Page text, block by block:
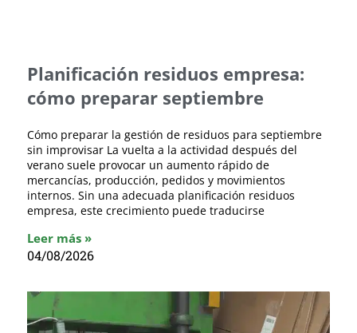
Planificación residuos empresa:
cómo preparar septiembre
Cómo preparar la gestión de residuos para septiembre
sin improvisar La vuelta a la actividad después del
verano suele provocar un aumento rápido de
mercancías, producción, pedidos y movimientos
internos. Sin una adecuada planificación residuos
empresa, este crecimiento puede traducirse
Leer más »
04/08/2026